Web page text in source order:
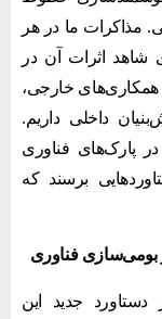
مذاکرات ما در هر
شاهد اثرات آن در
همکاری‌های خارجی،
داخلی داریم.
پارک‌های فناوری
برسند که
فناوری
دستاورد جدید این